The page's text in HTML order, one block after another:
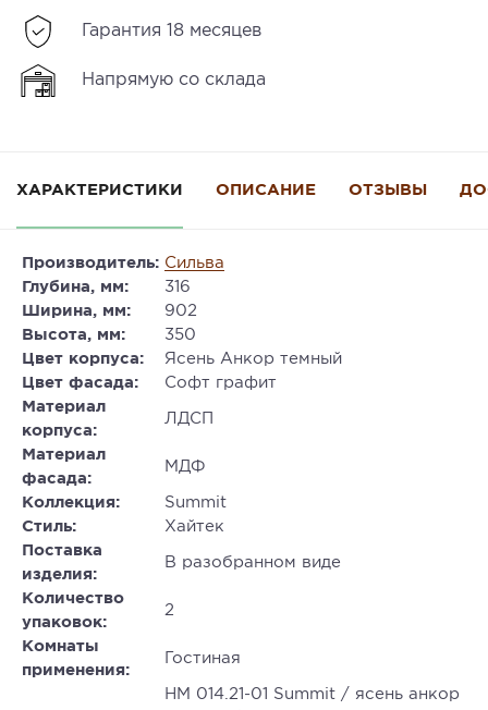
Гарантия 18 месяцев
Напрямую со склада
ХАРАКТЕРИСТИКИ ОПИСАНИЕ ОТЗЫВЫ
Производитель: Сильва
Глубина, мм:
316
Ширина, мм:
902
Высота, мм:
350
Цвет корпуса:
Ясень Анкор темный
Цвет фасада:
Софт графит
Материал
корпуса:
ЛДСП
Материал
фасада:
МДФ
Коллекция:
Summit
Стиль:
Хайтек
Поставка
изделия:
В разобранном виде
Количество
упаковок:
2
Комнаты
применения:
Гостиная
НМ 014.21-01 Summit / ясень анкор